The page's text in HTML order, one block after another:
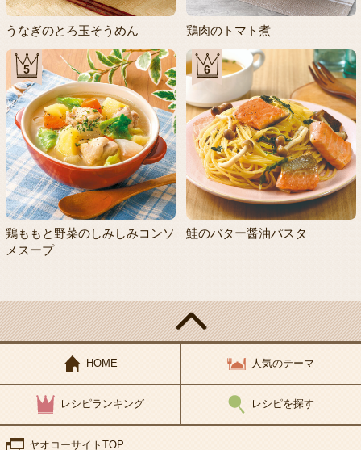
うなぎのとろ玉そうめん 鶏肉のトマト煮
5
鶏ももと野菜のしみしみコンソ
メスープ
6
鮭のバター醤油パスタ
HOME 人気のテーマ
レシピランキング レシピを探す
ヤオコーサイトTOP